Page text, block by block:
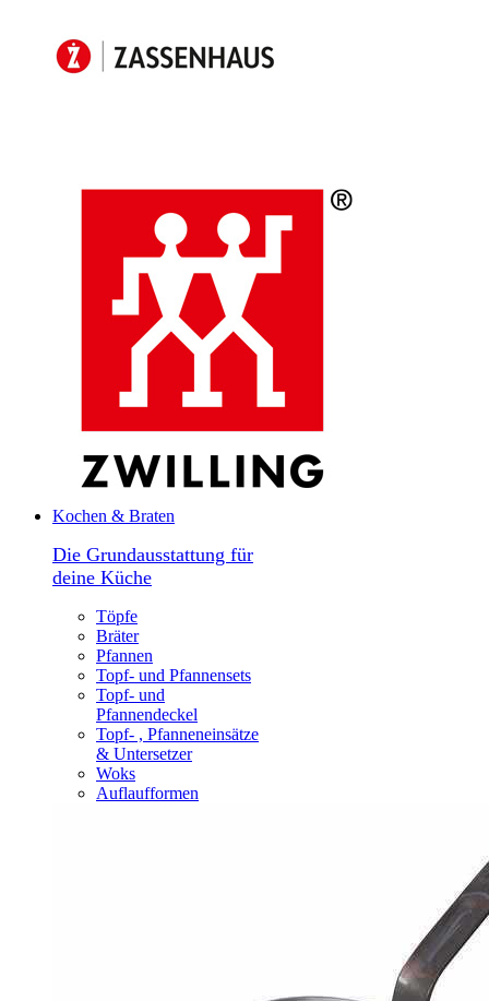
Kochen & Braten
Die Grundausstattung für
deine Küche
Töpfe
Bräter
Pfannen
Topf- und Pfannensets
Topf- und
Pfannendeckel
Topf- , Pfanneneinsätze
& Untersetzer
Woks
Auflaufformen